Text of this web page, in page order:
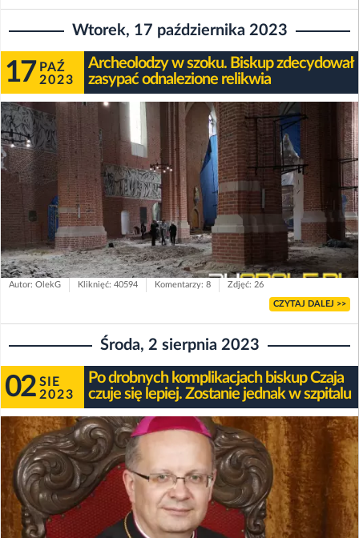
Wtorek, 17 października 2023
17 PAŹ
2023
Archeolodzy w szoku. Biskup zdecydował
zasypać odnalezione relikwia
Autor: OlekG Kliknięć: 40594 Komentarzy: 8 Zdjęć: 26
CZYTAJ DALEJ >>
Środa, 2 sierpnia 2023
02 SIE
2023
Po drobnych komplikacjach biskup Czaja
czuje się lepiej. Zostanie jednak w szpitalu